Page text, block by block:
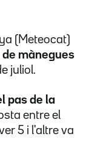
(Meteocat)
de mànegues
juliol.
pas de la
entre el
5 i l'altre va